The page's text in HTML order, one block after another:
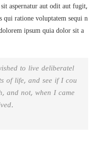
aspernatur aut odit aut fugit,
qui ratione voluptatem sequi n
ipsum quia dolor sit a
to live deliberatel
of life, and see if I cou
and not, when I came